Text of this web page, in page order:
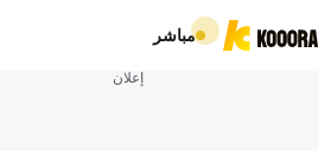
مباشر
إعلان